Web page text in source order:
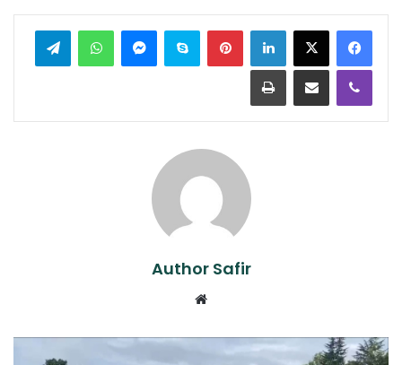
LinkedIn
Pinterest
Skype
Messenger
WhatsApp
Viber
Share via Email
Print
Author Safir